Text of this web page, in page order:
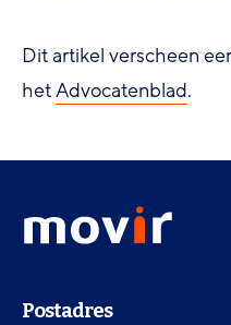
Dit artikel verscheen
hetAdvocatenblad.
menu
Movir
-
de
Postadres